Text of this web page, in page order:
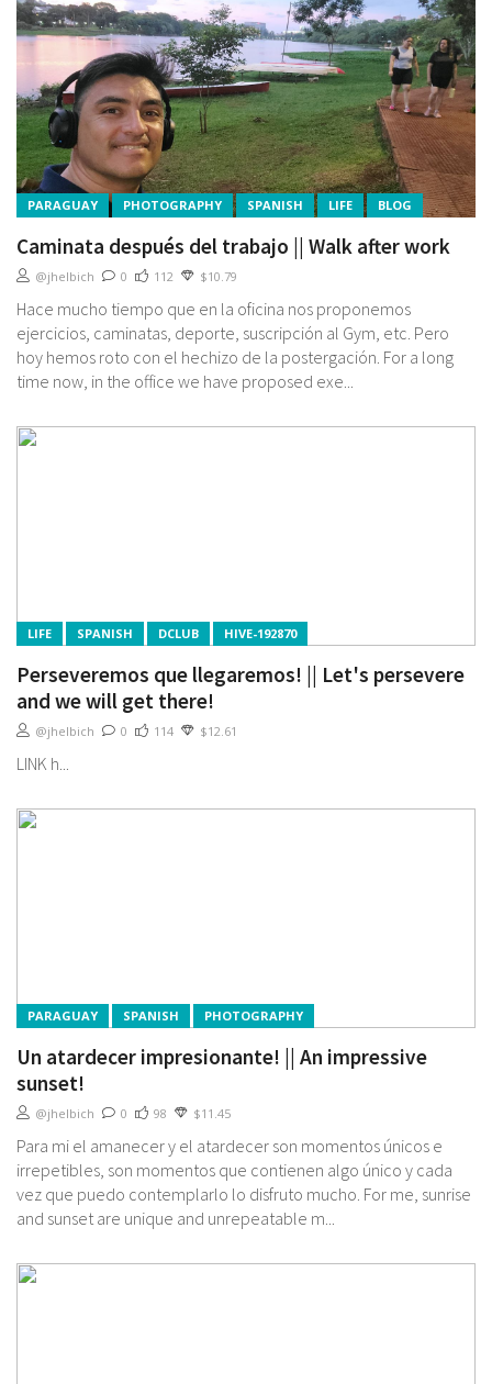
PARAGUAY PHOTOGRAPHY SPANISH LIFE BLOG
Caminata después del trabajo || Walk after work
@jhelbich 0 112 $10.79
Hace mucho tiempo que en la oficina nos proponemos
ejercicios, caminatas, deporte, suscripción al Gym, etc. Pero
hoy hemos roto con el hechizo de la postergación. For a long
time now, in the office we have proposed exe...
LIFE SPANISH DCLUB HIVE-192870
Perseveremos que llegaremos! || Let's persevere
and we will get there!
@jhelbich 0 114 $12.61
LINK h...
PARAGUAY SPANISH PHOTOGRAPHY
Un atardecer impresionante! || An impressive
sunset!
@jhelbich 0 98 $11.45
Para mi el amanecer y el atardecer son momentos únicos e
irrepetibles, son momentos que contienen algo único y cada
vez que puedo contemplarlo lo disfruto mucho. For me, sunrise
and sunset are unique and unrepeatable m...